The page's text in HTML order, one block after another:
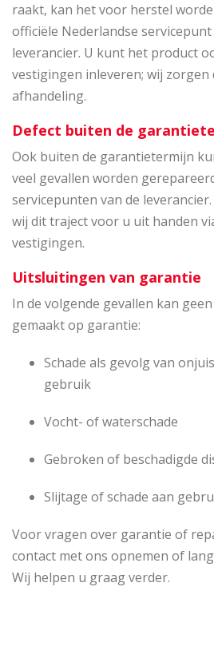
raakt, kan het voor herstel
officiële Nederlandse
leverancier. U kunt het product
vestigingen inleveren; wij zorgen
afhandeling.
Defect buiten de
Ook buiten de garantietermijn
veel gevallen worden
servicepunten van de
wij dit traject voor u uit handen
vestigingen.
Uitsluitingen van garantie
In de volgende gevallen kan
gemaakt op garantie:
Schade als gevolg van
gebruik
Vocht- of waterschade
Gebroken of beschadigde
Slijtage of schade aan
Voor vragen over garantie of
contact met ons opnemen of
Wij helpen u graag verder.